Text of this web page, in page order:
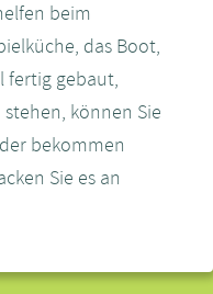
beim
das Boot,
fertig gebaut,
können Sie
bekommen
Sie es an